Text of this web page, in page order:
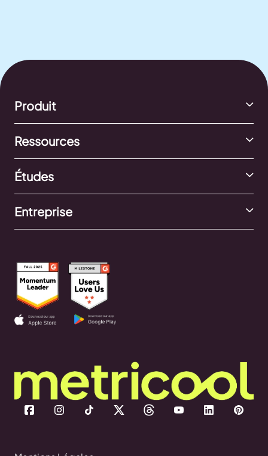
Produit
Ressources
Études
Entreprise